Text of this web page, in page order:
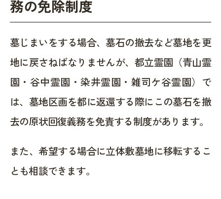
務の免除制度
墓じまいをする場合、墓石の撤去など墓地を更
地に戻さねばなりませんが、都立霊園（青山霊
園・谷中霊園・染井霊園・雑司ケ谷霊園）で
は、墓地区画を都に返還する際にこの墓石を撤
去の原状回復義務を免責する制度があります。
また、希望する場合に立体敷墓地に移転するこ
とも相談できます。